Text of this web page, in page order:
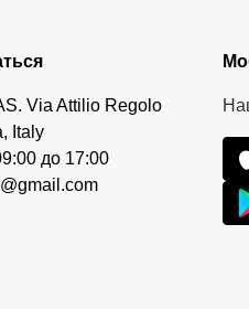
Via Attilio Regolo
Italy
до 17:00